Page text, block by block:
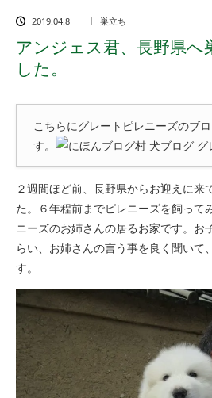
2019.04.8 巣立ち
アンジェス君、長野県へ
した。
こちらにグレートピレニーズのブ
す。
２週間ほど前、長野県からお迎えに来
た。６年程前までピレニーズを飼って
ニーズのお姉さんの居るお家です。お
らい、お姉さんの言う事を良く聞いて
す。